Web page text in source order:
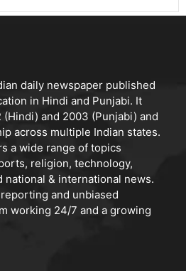
daily newspaper published
in Hindi and Punjabi. It
and 2003 (Punjabi) and
across multiple Indian states.
a wide range of topics
religion, technology,
national & international news.
and unbiased
working 24/7 and a growing